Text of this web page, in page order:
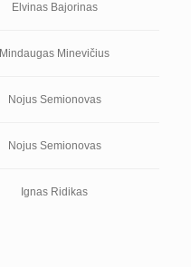
Elvinas Bajorinas
Mindaugas Minevičius
Nojus Semionovas
Nojus Semionovas
Ignas Ridikas